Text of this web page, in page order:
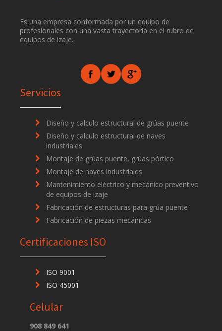
Es una empresa conformada por un equipo de
profesionales con una vasta trayectoria en el rubro de
equipos de izaje.
Servicios
Diseño y calculo estructural de grúas puente
Diseño y calculo estructural de naves
industriales
Montaje de grúas puente, grúas pórtico
Montaje de naves industriales
Mantenimiento eléctrico y mecánico preventivo
de equipos de izaje
Fabricación de estructuras para grúa puente
Fabricación de piezas mecánicas
Certificaciones ISO
ISO 9001
ISO 45001
Celular
908 849 641